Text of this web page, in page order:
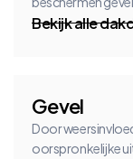
Bekijk alle
Gevel
Door
oorspronkelijke